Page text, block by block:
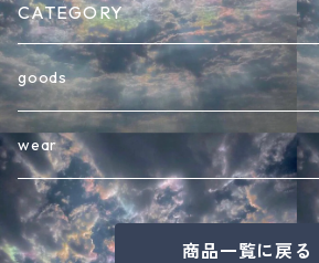
CATEGORY
goods
バッグ
インテリア・その他雑貨
wear
半袖Tシャツ
商品一覧に戻る